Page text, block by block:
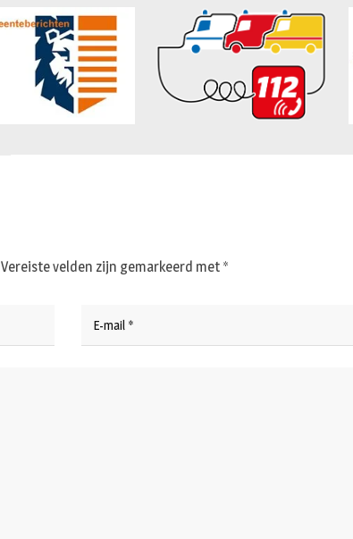
Vereiste velden zijn gemarkeerd met *